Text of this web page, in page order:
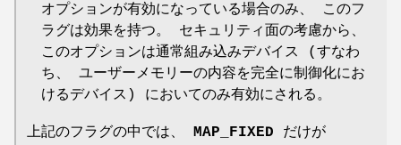
オプションが有効になっている場合のみ、 このフ
ラグは効果を持つ。 セキュリティ面の考慮から、
このオプションは通常組み込みデバイス (すなわ
ち、 ユーザーメモリーの内容を完全に制御化にお
けるデバイス) においてのみ有効にされる。
上記のフラグの中では、 MAP_FIXED だけが